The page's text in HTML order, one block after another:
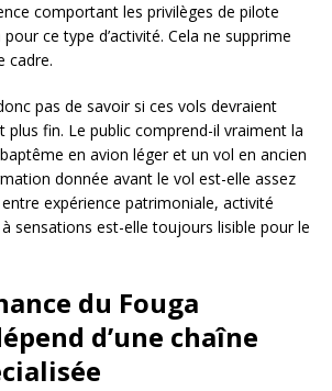
comportant les privilèges de pilote
ce type d’activité. Cela ne supprime
cadre.
pas de savoir si ces vols devraient
plus fin. Le public comprend-il vraiment la
en avion léger et un vol en ancien
donnée avant le vol est-elle assez
expérience patrimoniale, activité
sensations est-elle toujours lisible pour le
du Fouga
d’une chaîne